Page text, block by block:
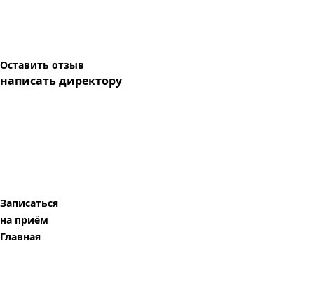
Оставить отзыв
написать директору
Записаться
на приём
Главная